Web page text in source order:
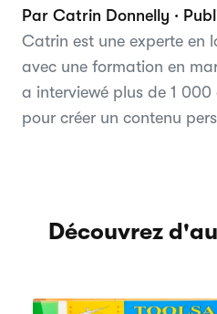
Par Catrin Donnelly ·
Catrin est une experte en
avec une formation en
a interviewé plus de 1
pour créer un contenu
Découvrez